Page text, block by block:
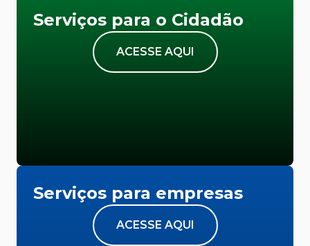
Serviços para o Cidadão
ACESSE AQUI
Serviços para empresas
ACESSE AQUI